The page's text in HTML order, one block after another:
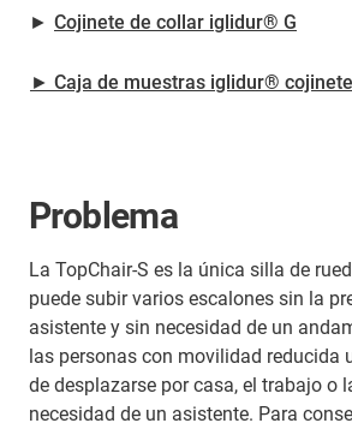
► Cojinete de collar iglidur® G
► Caja de muestras iglidur®
Problema
La TopChair-S es la única silla de
puede subir varios escalones sin la
asistente y sin necesidad de un
las personas con movilidad reducida
de desplazarse por casa, el trabajo o
necesidad de un asistente. Para